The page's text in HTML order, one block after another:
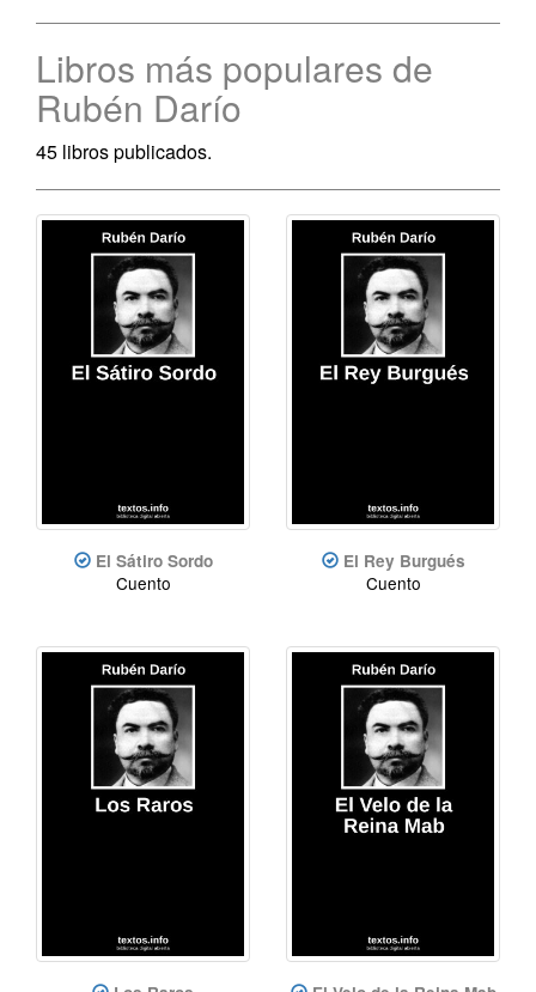
Libros más populares de
Rubén Darío
45 libros publicados.
El Sátiro Sordo
Cuento
El Rey Burgués
Cuento